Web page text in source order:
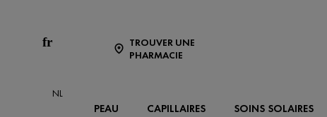
fr
NL
TROUVER UNE
PHARMACIE
PEAU CAPILLAIRES SOINS SOLAIRES